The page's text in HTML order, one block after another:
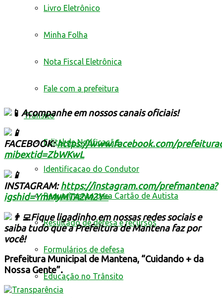
Livro Eletrônico
Minha Folha
Nota Fiscal Eletrônica
Fale com a prefeitura
Trânsito
Edital de Notificação
Identificacao do Condutor
Requerimento para Cartão de Autista
Resultado de defesa e recursos
Formulários de defesa
Educação no Trânsito
Acompanhe em nossos canais oficiais!
FACEBOOK:https://www.facebook.com/
mibextid=ZbWKwL
INSTAGRAM:https://instagram.com/prefmantena?
igshid=YmMyMTA2M2Y=
Fique ligadinho em nossas redes sociais e
saiba tudo que a Prefeitura de Mantena faz por
você!
Prefeitura Municipal de Mantena, “Cuidando + da
Nossa Gente”.